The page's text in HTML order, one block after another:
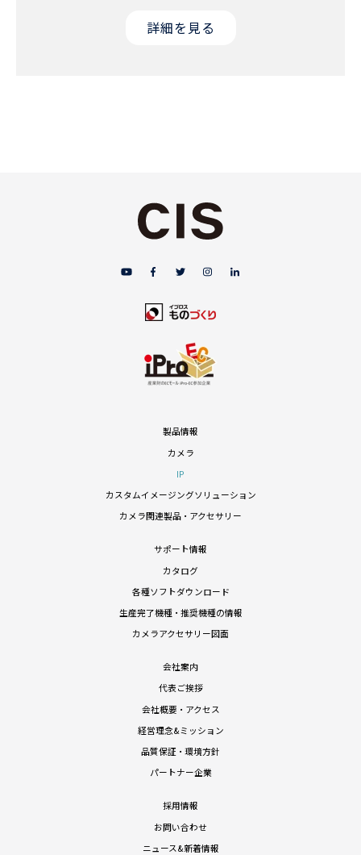
詳細を見る
製品情報
カメラ
IP
カスタムイメージングソリューション
カメラ関連製品・アクセサリー
サポート情報
カタログ
各種ソフトダウンロード
生産完了機種・推奨機種の情報
カメラアクセサリー図面
会社案内
代表ご挨拶
会社概要・アクセス
経営理念&ミッション
品質保証・環境方針
パートナー企業
採用情報
お問い合わせ
ニュース&新着情報